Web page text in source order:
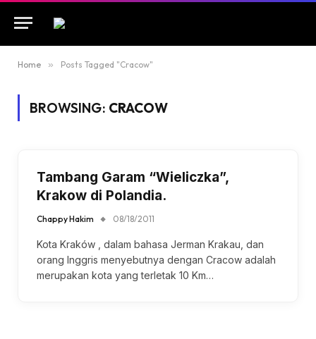
Home » Posts Tagged "Cracow"
BROWSING: CRACOW
Tambang Garam “Wieliczka”,
Krakow di Polandia.
Chappy Hakim 08/18/2011
Kota Kraków , dalam bahasa Jerman Krakau, dan
orang Inggris menyebutnya dengan Cracow adalah
merupakan kota yang terletak 10 Km…